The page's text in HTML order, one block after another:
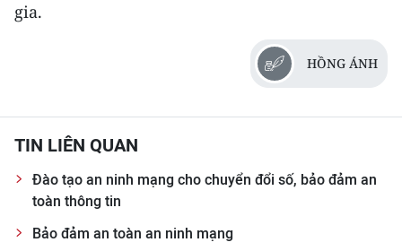
gia.
HỒNG ÁNH
TIN LIÊN QUAN
Đào tạo an ninh mạng cho chuyển đổi số, bảo đảm an
toàn thông tin
Bảo đảm an toàn an ninh mạng